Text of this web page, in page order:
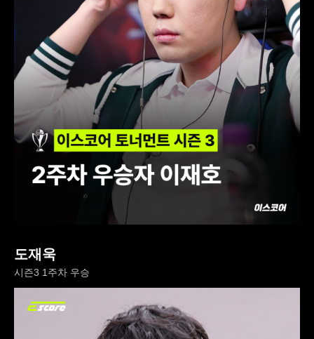
도재욱
시즌3 1주차 우승